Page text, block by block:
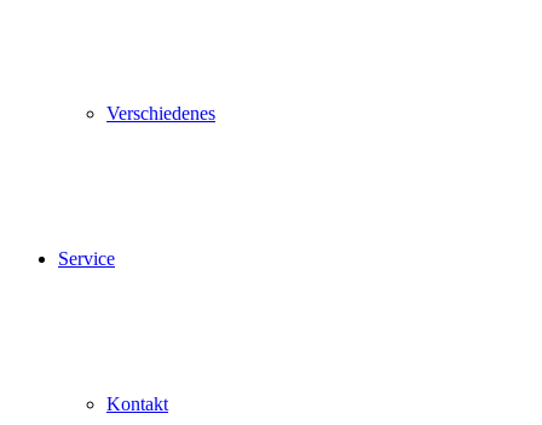
Verschiedenes
Service
Kontakt